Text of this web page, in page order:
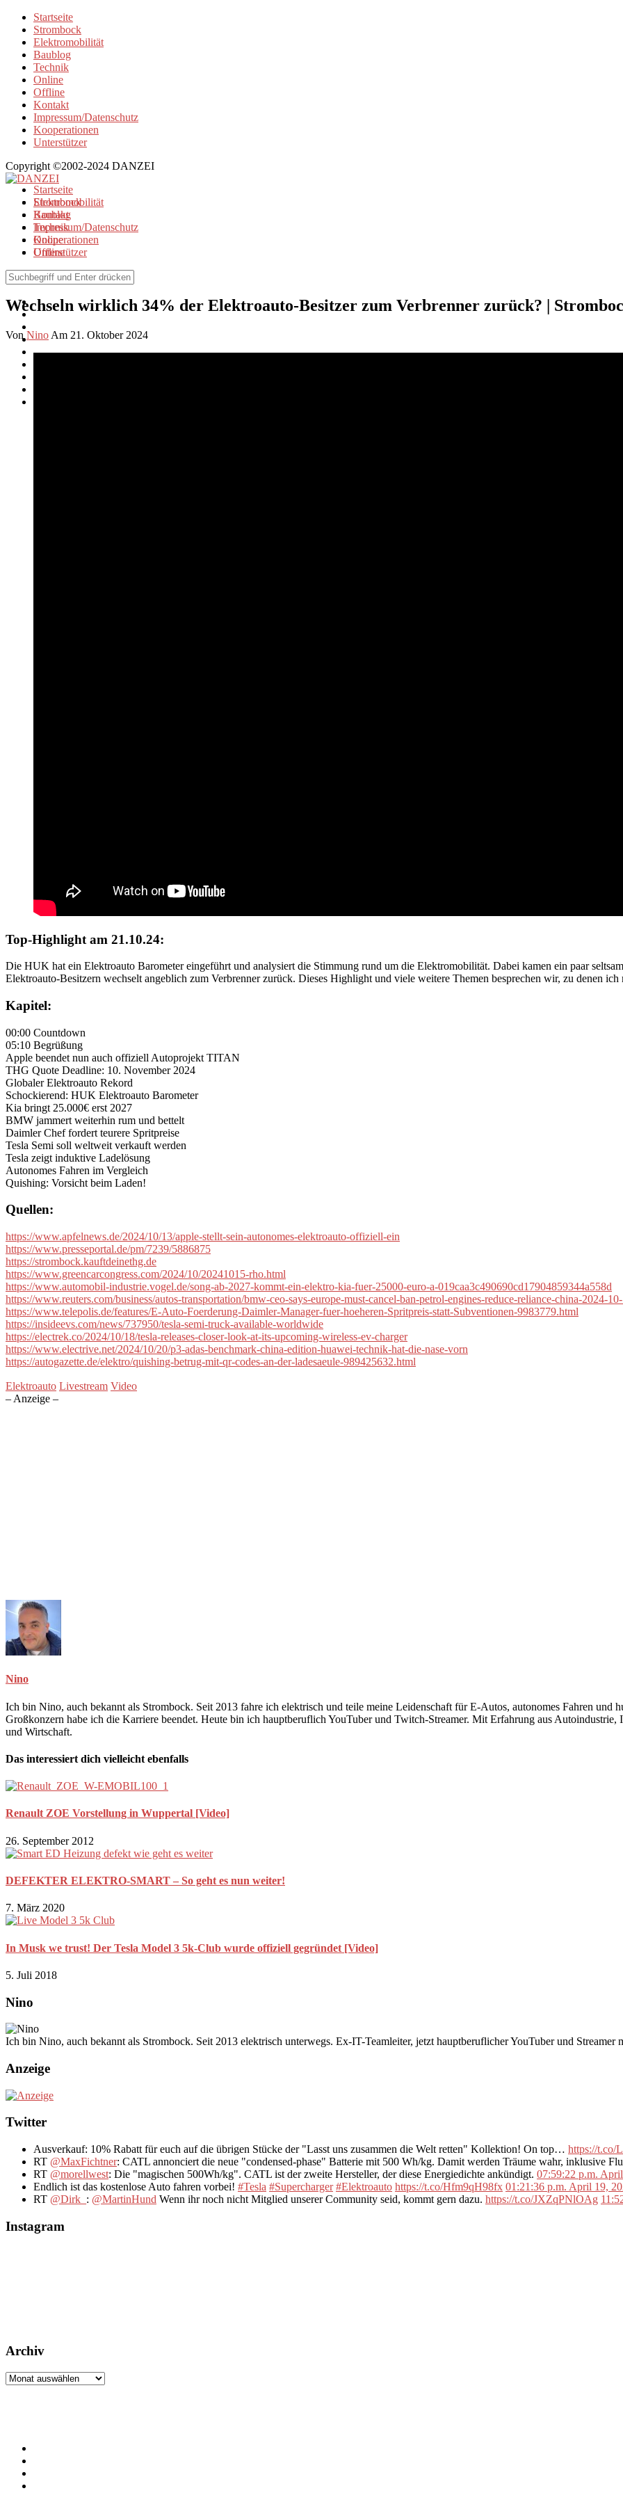
Startseite
Strombock
Elektromobilität
Baublog
Technik
Online
Offline
Kontakt
Impressum/Datenschutz
Kooperationen
Unterstützer
Copyright ©2002-2024 DANZEI
Startseite
Strombock
Kontakt
Impressum/Datenschutz
Kooperationen
Unterstützer
Elektromobilität
Baublog
Technik
Online
Offline
Elektromobilität
Wechseln wirklich 34% der Elektroauto-Besitzer zum Verbrenner zurück? |
Von Nino Am 21. Oktober 2024
Top-Highlight am 21.10.24:
Die HUK hat ein Elektroauto Barometer eingeführt und analysiert die Stimmung rund um die Elektromobilität. Dabei kamen ein paar
Elektroauto-Besitzern wechselt angeblich zum Verbrenner zurück. Dieses Highlight und viele weitere Themen besprechen wir, zu denen
Kapitel:
00:00 Countdown
05:10 Begrüßung
Apple beendet nun auch offiziell Autoprojekt TITAN
THG Quote Deadline: 10. November 2024
Globaler Elektroauto Rekord
Schockierend: HUK Elektroauto Barometer
Kia bringt 25.000€ erst 2027
BMW jammert weiterhin rum und bettelt
Daimler Chef fordert teurere Spritpreise
Tesla Semi soll weltweit verkauft werden
Tesla zeigt induktive Ladelösung
Autonomes Fahren im Vergleich
Quishing: Vorsicht beim Laden!
Quellen:
https://www.apfelnews.de/2024/10/13/apple-stellt-sein-autonomes-elektroauto-offiziell-ein
https://www.presseportal.de/pm/7239/5886875
https://strombock.kauftdeinethg.de
https://www.greencarcongress.com/2024/10/20241015-rho.html
https://www.automobil-industrie.vogel.de/song-ab-2027-kommt-ein-elektro-kia-fuer-25000-euro-a-019caa3c490690cd17904859344a558d
https://www.reuters.com/business/autos-transportation/bmw-ceo-says-europe-must-cancel-ban-petrol-engines-reduce-reliance-china-2024-
https://www.telepolis.de/features/E-Auto-Foerderung-Daimler-Manager-fuer-hoeheren-Spritpreis-statt-Subventionen-9983779.html
https://insideevs.com/news/737950/tesla-semi-truck-available-worldwide
https://electrek.co/2024/10/18/tesla-releases-closer-look-at-its-upcoming-wireless-ev-charger
https://www.electrive.net/2024/10/20/p3-adas-benchmark-china-edition-huawei-technik-hat-die-nase-vorn
https://autogazette.de/elektro/quishing-betrug-mit-qr-codes-an-der-ladesaeule-989425632.html
Elektroauto Livestream Video
– Anzeige –
Nino
Ich bin Nino, auch bekannt als Strombock. Seit 2013 fahre ich elektrisch und teile meine Leidenschaft für E-Autos, autonomes Fahren und
Großkonzern habe ich die Karriere beendet. Heute bin ich hauptberuflich YouTuber und Twitch-Streamer. Mit Erfahrung aus
und Wirtschaft.
Das interessiert dich vielleicht ebenfalls
Renault ZOE Vorstellung in Wuppertal [Video]
26. September 2012
DEFEKTER ELEKTRO-SMART – So geht es nun weiter!
7. März 2020
In Musk we trust! Der Tesla Model 3 5k-Club wurde offiziell gegründet [Video]
5. Juli 2018
Nino
Ich bin Nino, auch bekannt als Strombock. Seit 2013 elektrisch unterwegs. Ex-IT-Teamleiter, jetzt hauptberuflicher YouTuber und
Anzeige
Twitter
Ausverkauf: 10% Rabatt für euch auf die übrigen Stücke der "Lasst uns zusammen die Welt retten" Kollektion! On top… https://t.co/
RT @MaxFichtner: CATL annonciert die neue "condensed-phase" Batterie mit 500 Wh/kg. Damit werden Träume wahr, inklusive
RT @morellwest: Die "magischen 500Wh/kg". CATL ist der zweite Hersteller, der diese Energiedichte ankündigt. 07:59:22 p.m.
Endlich ist das kostenlose Auto fahren vorbei! #Tesla #Supercharger #Elektroauto https://t.co/Hfm9qH98fx 01:21:36 p.m. April 19,
RT @Dirk_ : @MartinHund Wenn ihr noch nicht Mitglied unserer Community seid, kommt gern dazu. https://t.co/JXZqPNlOAg
Instagram
Archiv
Archiv